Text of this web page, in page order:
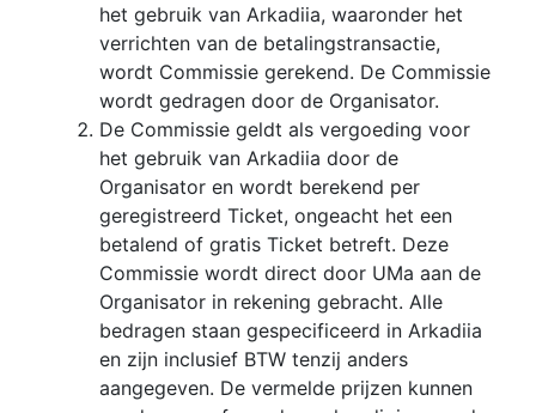
het gebruik van Arkadiia, waaronder het
verrichten van de betalingstransactie,
wordt Commissie gerekend. De Commissie
wordt gedragen door de Organisator.
De Commissie geldt als vergoeding voor
het gebruik van Arkadiia door de
Organisator en wordt berekend per
geregistreerd Ticket, ongeacht het een
betalend of gratis Ticket betreft. Deze
Commissie wordt direct door UMa aan de
Organisator in rekening gebracht. Alle
bedragen staan gespecificeerd in Arkadiia
en zijn inclusief BTW tenzij anders
aangegeven. De vermelde prijzen kunnen